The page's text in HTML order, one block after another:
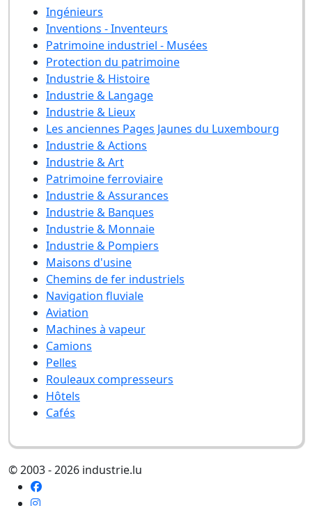
Ingénieurs
Inventions - Inventeurs
Patrimoine industriel - Musées
Protection du patrimoine
Industrie & Histoire
Industrie & Langage
Industrie & Lieux
Les anciennes Pages Jaunes du Luxembourg
Industrie & Actions
Industrie & Art
Patrimoine ferroviaire
Industrie & Assurances
Industrie & Banques
Industrie & Monnaie
Industrie & Pompiers
Maisons d'usine
Chemins de fer industriels
Navigation fluviale
Aviation
Machines à vapeur
Camions
Pelles
Rouleaux compresseurs
Hôtels
Cafés
© 2003 - 2026 industrie.lu